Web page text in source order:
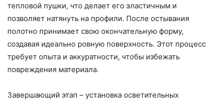
тепловой пушки, что делает его эластичным и
позволяет натянуть на профили. После остывания
полотно принимает свою окончательную форму,
создавая идеально ровную поверхность. Этот процесс
требует опыта и аккуратности, чтобы избежать
повреждения материала.
Завершающий этап – установка осветительных